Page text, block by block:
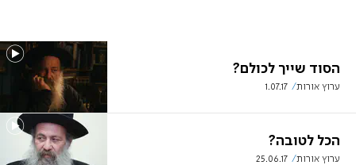
הסוד שייך לכולם?
ערוץ אורות 1.07.17
הכל לטובה?
ערוץ אורות 25.06.17